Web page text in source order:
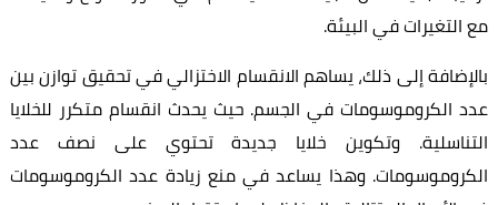
مع التغيرات في البيئة.
بالإضافة إلى ذلك، يساهم الانقسام الاختزالي في تحقيق توازن بين
عدد الكروموسومات في الجسم. حيث يحدث انقسام متكرر للخلايا
التناسلية. وتكوين خلايا جديدة تحتوي على نصف عدد
الكروموسومات. وهذا يساعد في منع زيادة عدد الكروموسومات